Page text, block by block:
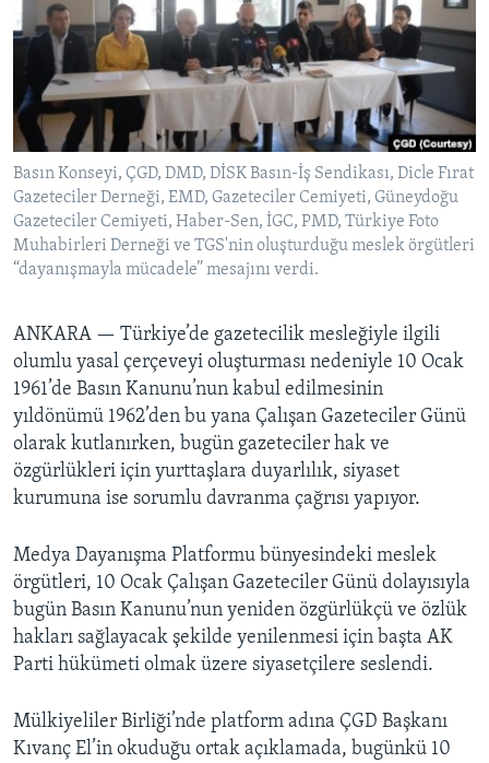
HAYATTAN
SANAT
BIZI TAKIP EDIN
Diller
Basın Konseyi, ÇGD, DMD, DİSK Basın-İş Sendikası, Dicle Fırat
Gazeteciler Derneği, EMD, Gazeteciler Cemiyeti, Güneydoğu
Gazeteciler Cemiyeti, Haber-Sen, İGC, PMD, Türkiye Foto
Muhabirleri Derneği ve TGS'nin oluşturduğu meslek örgütleri
“dayanışmayla mücadele” mesajını verdi.
ANKARA — Türkiye’de gazetecilik mesleğiyle ilgili
olumlu yasal çerçeveyi oluşturması nedeniyle 10 Ocak
1961’de Basın Kanunu’nun kabul edilmesinin
yıldönümü 1962’den bu yana Çalışan Gazeteciler Günü
olarak kutlanırken, bugün gazeteciler hak ve
özgürlükleri için yurttaşlara duyarlılık, siyaset
kurumuna ise sorumlu davranma çağrısı yapıyor.
Medya Dayanışma Platformu bünyesindeki meslek
örgütleri, 10 Ocak Çalışan Gazeteciler Günü dolayısıyla
bugün Basın Kanunu’nun yeniden özgürlükçü ve özlük
hakları sağlayacak şekilde yenilenmesi için başta AK
Parti hükümeti olmak üzere siyasetçilere seslendi.
Mülkiyeliler Birliği’nde platform adına ÇGD Başkanı
Kıvanç El’in okuduğu ortak açıklamada, bugünkü 10